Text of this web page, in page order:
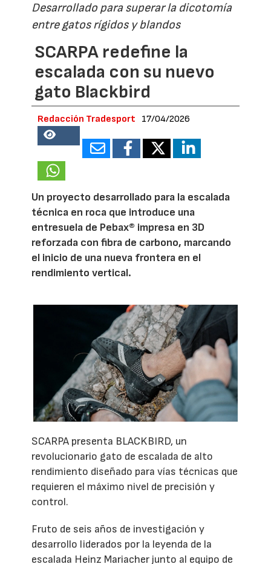
Desarrollado para superar la dicotomía
entre gatos rígidos y blandos
SCARPA redefine la
escalada con su nuevo
gato Blackbird
Redacción Tradesport 17/04/2026
18832
Un proyecto desarrollado para la escalada
técnica en roca que introduce una
entresuela de Pebax® impresa en 3D
reforzada con fibra de carbono, marcando
el inicio de una nueva frontera en el
rendimiento vertical.
SCARPA presenta BLACKBIRD, un
revolucionario gato de escalada de alto
rendimiento diseñado para vías técnicas que
requieren el máximo nivel de precisión y
control.
Fruto de seis años de investigación y
desarrollo liderados por la leyenda de la
escalada Heinz Mariacher junto al equipo de